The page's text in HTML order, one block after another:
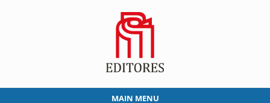
MAIN MENU